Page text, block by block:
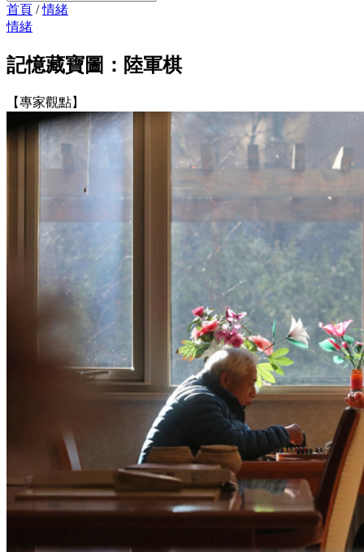
首頁 /情緒
情緒
記憶藏寶圖：陸軍棋
【專家觀點】